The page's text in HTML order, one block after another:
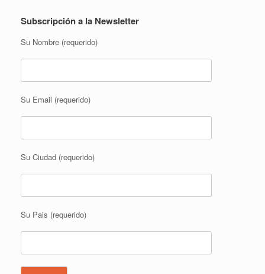
Subscripción a la Newsletter
Su Nombre (requerido)
Su Email (requerido)
Su Ciudad (requerido)
Su Pais (requerido)